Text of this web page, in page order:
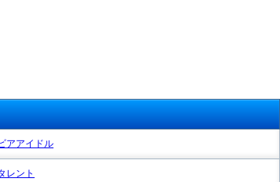
アアイドル
レント